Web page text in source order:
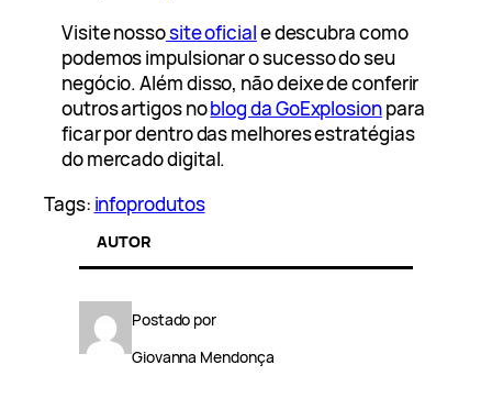
Visite nossosite oficiale descubra como
podemos impulsionar o sucesso do seu
negócio. Além disso, não deixe de conferir
outros artigos noblog da GoExplosionpara
ficar por dentro das melhores estratégias
do mercado digital.
Tags: infoprodutos
AUTOR
Postado por
Giovanna Mendonça